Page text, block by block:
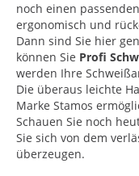
noch einen
ergonomisch und
Dann sind Sie hier
können Sie Profi
werden Ihre
Die überaus leichte
Marke Stamos
Schauen Sie noch
Sie sich von dem
überzeugen.